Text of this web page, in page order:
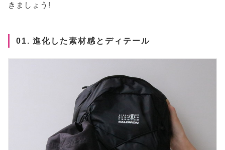
きましょう!
01. 進化した素材感とディテール